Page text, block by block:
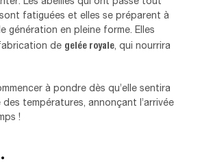
fatiguées et elles se préparent à
génération en pleine forme. Elles
de gelée royale , qui nourrira
à pondre dès qu’elle sentira
températures, annonçant l’arrivée
!